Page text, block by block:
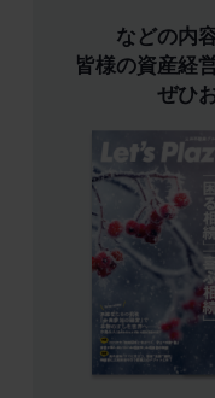
などの内
皆様の資産経
ぜひ